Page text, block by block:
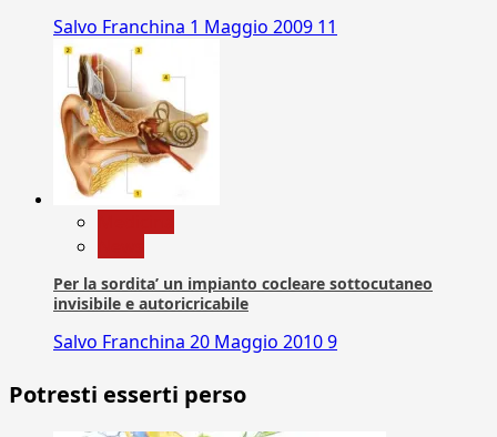
Salvo Franchina 1 Maggio 2009 11
Per la sordita’ un impianto cocleare sottocutaneo
invisibile e autoricricabile
Salvo Franchina 20 Maggio 20109
Potresti esserti perso